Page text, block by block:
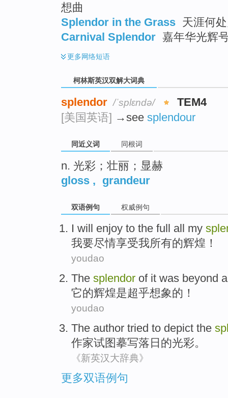
想曲
Splendor in the Grass 天涯何
Carnival Splendor 嘉年华光辉
更多网络短语
柯林斯英汉双解大词典
splendor /ˈsplɛndə/
TEM4
[美国英语] →see splendour
同近义词 同根词
n. 光彩；壮丽；显赫
gloss , grandeur
双语例句 权威例句
I will enjoy to the full all my
我要尽情享受我所有的辉煌 ！
youdao
The splendor of it was beyond
它的辉煌是超乎想象的 ！
youdao
The author tried to depict the
作家试图摹写落日 的光彩。
《新英汉大辞典》
更多双语例句